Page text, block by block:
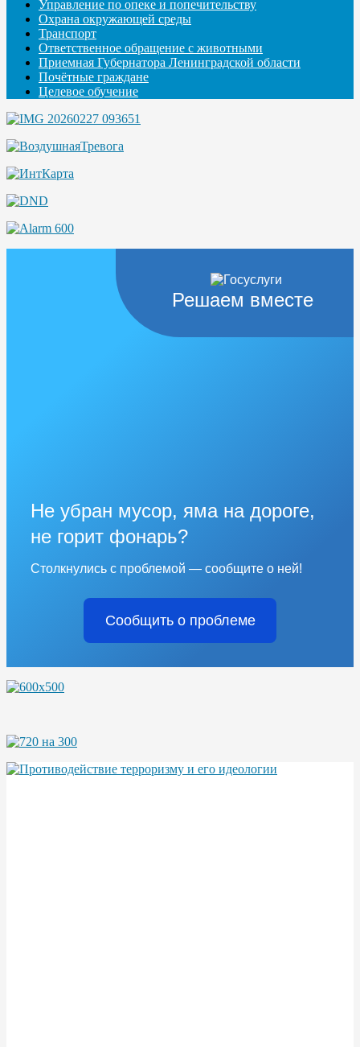
Управление по опеке и попечительству
Охрана окружающей среды
Транспорт
Ответственное обращение с животными
Приемная Губернатора Ленинградской области
Почётные граждане
Целевое обучение
Решаем вместе
Не убран мусор, яма на дороге,
не горит фонарь?
Столкнулись с проблемой — сообщите о ней!
Сообщить о проблеме